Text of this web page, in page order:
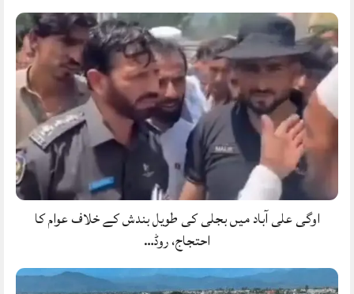
اوگی علی آباد میں بجلی کی طویل بندش کے خلاف عوام کا
احتجاج، روڈ…